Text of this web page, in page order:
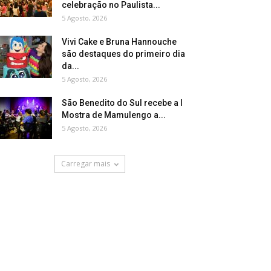
celebração no Paulista...
5 Agosto, 2026
Vivi Cake e Bruna Hannouche
são destaques do primeiro dia
da...
5 Agosto, 2026
São Benedito do Sul recebe a I
Mostra de Mamulengo a...
5 Agosto, 2026
Carregar mais